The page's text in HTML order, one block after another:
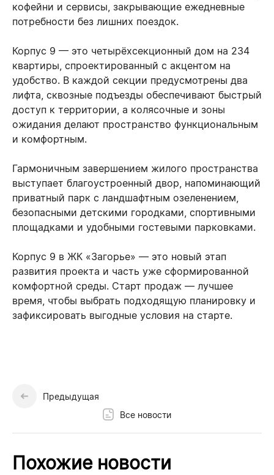
кофейни и сервисы, закрывающие ежедневные
потребности без лишних поездок.
Корпус 9 — это четырёхсекционный дом на 234
квартиры, спроектированный с акцентом на
удобство. В каждой секции предусмотрены два
лифта, сквозные подъезды обеспечивают быстрый
доступ к территории, а колясочные и зоны
ожидания делают пространство функциональным
и комфортным.
Гармоничным завершением жилого пространства
выступает благоустроенный двор, напоминающий
приватный парк с ландшафтным озеленением,
безопасными детскими городками, спортивными
площадками и удобными гостевыми парковками.
Корпус 9 в ЖК «Загорье» — это новый этап
развития проекта и часть уже сформированной
комфортной среды. Старт продаж — лучшее
время, чтобы выбрать подходящую планировку и
зафиксировать выгодные условия на старте.
Предыдущая
Все новости
Похожие новости